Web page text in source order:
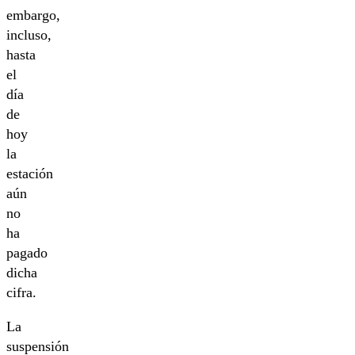
embargo,
incluso,
hasta
el
día
de
hoy
la
estación
aún
no
ha
pagado
dicha
cifra.
La
suspensión